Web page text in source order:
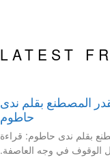
LATEST
المصطنع بقلم ندى
حاطوم
بقلم ندى حاطوم: قراءة
الوقوف في وجه العاصفة.